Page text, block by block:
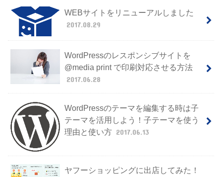
WEBサイトをリニューアルしました
2017.08.29
WordPressのレスポンシブサイトを
@media print で印刷対応させる方法
2017.06.28
WordPressのテーマを編集する時は子
テーマを活用しよう！子テーマを使う
理由と使い方 2017.06.13
ヤフーショッピングに出店してみた！